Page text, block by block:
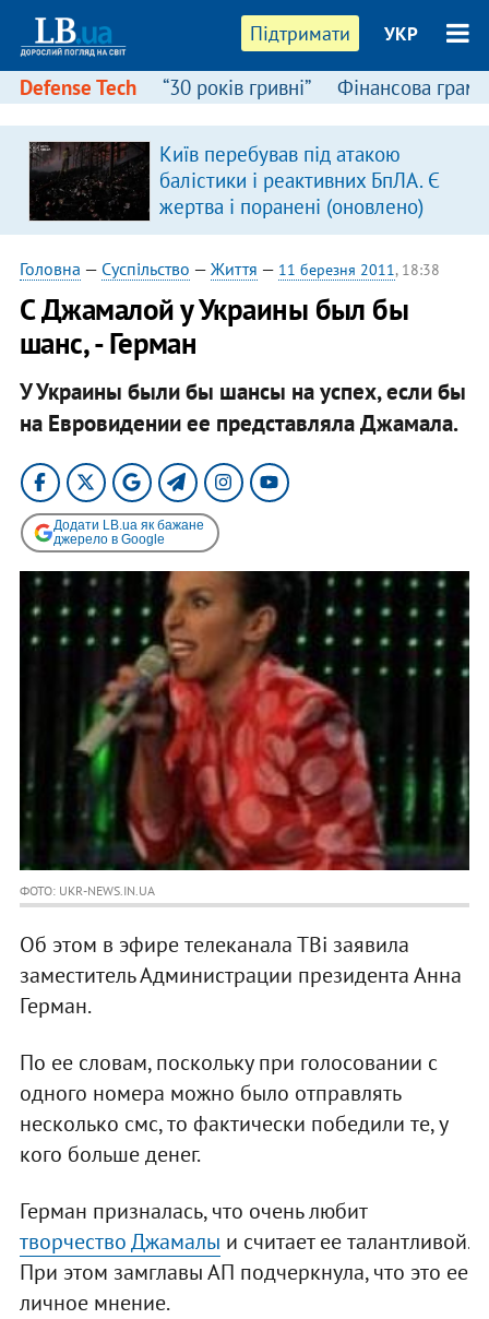
Підтримати УКР
Defense Tech “30 років гривні” Фінансова
Київ перебував під атакою
балістики і реактивних БпЛА. Є
жертва і поранені (оновлено)
Головна — Суспільство — Життя — 11 березня 2011, 18:38
С Джамалой у Украины был бы
шанс, - Герман
У Украины были бы шансы на успех, если бы
на Евровидении ее представляла Джамала.
Додати LB.ua як бажане
джерело в Google
ФОТО: UKR-NEWS.IN.UA
Об этом в эфире телеканала ТВі заявила
заместитель Администрации президента Анна
Герман.
По ее словам, поскольку при голосовании с
одного номера можно было отправлять
несколько смс, то фактически победили те, у
кого больше денег.
Герман призналась, что очень любит
творчество Джамалы и считает ее талантливой.
При этом замглавы АП подчеркнула, что это ее
личное мнение.